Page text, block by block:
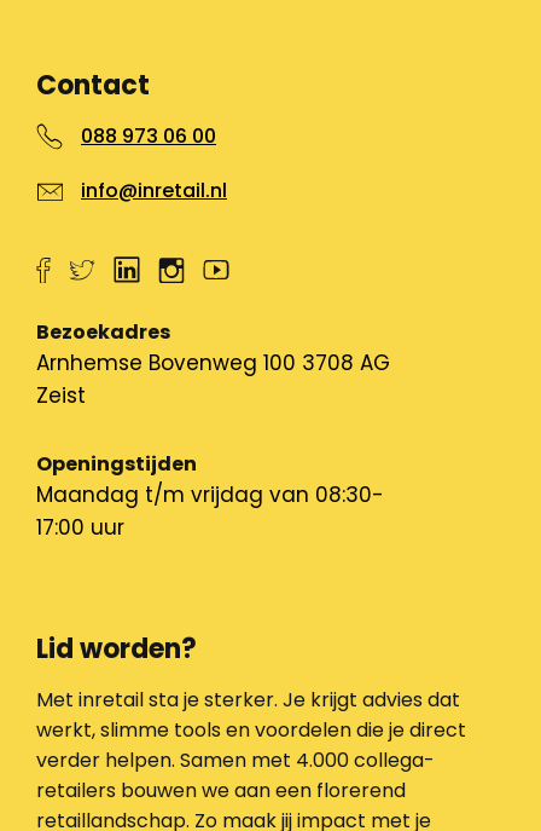
Contact
088 973 06 00
info@inretail.nl
Bezoekadres
Arnhemse Bovenweg 100 3708 AG
Zeist
Openingstijden
Maandag t/m vrijdag van 08:30-
17:00 uur
Lid worden?
Met inretail sta je sterker. Je krijgt advies dat
werkt, slimme tools en voordelen die je direct
verder helpen. Samen met 4.000 collega-
retailers bouwen we aan een florerend
retaillandschap. Zo maak jij impact met je